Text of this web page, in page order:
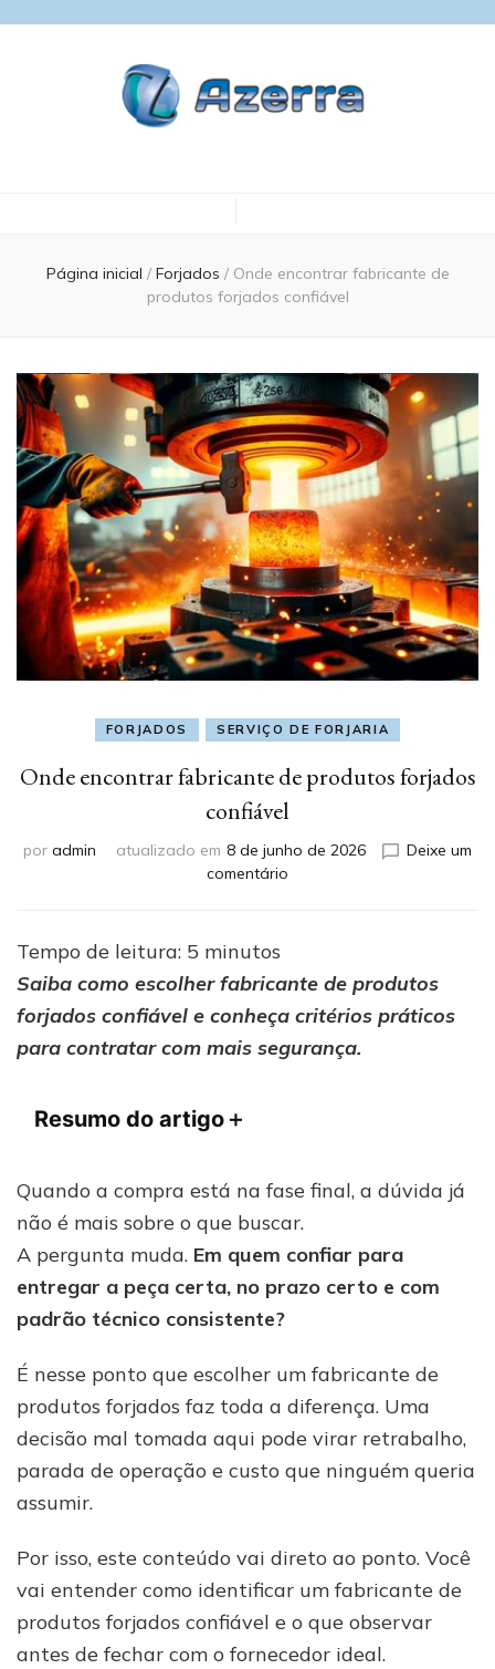
Página inicial / Forjados / Onde encontrar fabricante de
produtos forjados confiável
FORJADOS SERVIÇO DE FORJARIA
Onde encontrar fabricante de produtos forjados
confiável
por admin atualizado em 8 de junho de 2026
Deixe um
comentário
produtos
forjados
Tempo de leitura: 5 minutos
Saiba como escolher fabricante de produtos
forjados confiável e conheça critérios práticos
para contratar com mais segurança.
Resumo do artigo＋
Quando a compra está na fase final, a dúvida já
não é mais sobre o que buscar.
A pergunta muda. Em quem confiar para
entregar a peça certa, no prazo certo e com
padrão técnico consistente?
É nesse ponto que escolher um fabricante de
produtos forjados faz toda a diferença. Uma
decisão mal tomada aqui pode virar retrabalho,
parada de operação e custo que ninguém queria
assumir.
Por isso, este conteúdo vai direto ao ponto. Você
vai entender como identificar um fabricante de
produtos forjados confiável e o que observar
antes de fechar com o fornecedor ideal.